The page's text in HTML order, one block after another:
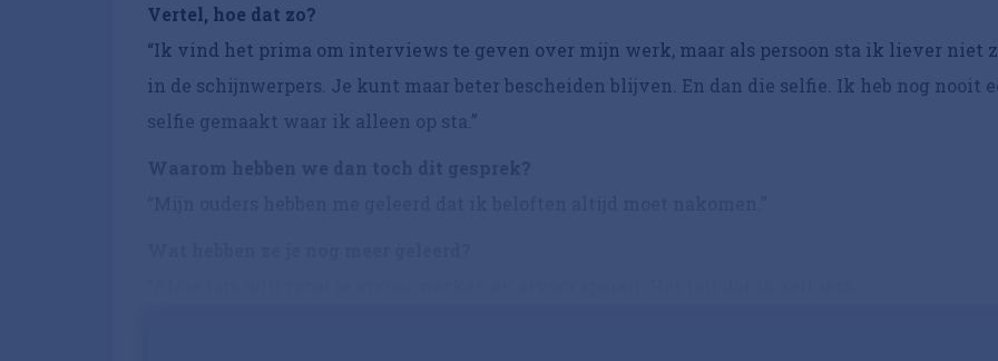
Vertel, hoe dat zo?
“Ik vind het prima om interviews te geven over mijn werk, maar als persoon sta ik liever niet
in de schijnwerpers. Je kunt maar beter bescheiden blijven. En dan die selfie. Ik heb nog nooit
selfie gemaakt waar ik alleen op sta.”